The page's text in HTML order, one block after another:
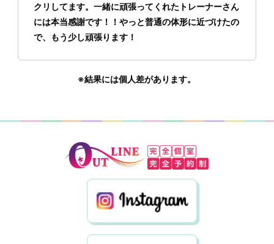
クリしてます。一緒に頑張ってくれたトレーナーさん
には本当感謝です！！やっと普通の体形に近づけたの
で、もう少し頑張ります！
※結果には個人差があります。